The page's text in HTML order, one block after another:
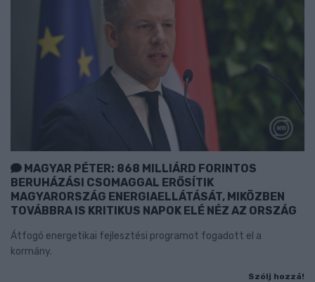
MAGYAR PÉTER: 868 MILLIÁRD FORINTOS
BERUHÁZÁSI CSOMAGGAL ERŐSÍTIK
MAGYARORSZÁG ENERGIAELLÁTÁSÁT, MIKÖZBEN
TOVÁBBRA IS KRITIKUS NAPOK ELÉ NÉZ AZ ORSZÁG
Átfogó energetikai fejlesztési programot fogadott el a
kormány.
Szólj hozzá!